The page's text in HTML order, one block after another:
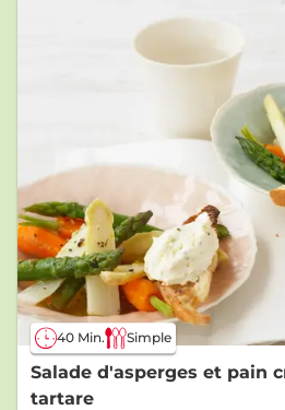
40 Min. Simple
Salade d'asperges et pain
tartare